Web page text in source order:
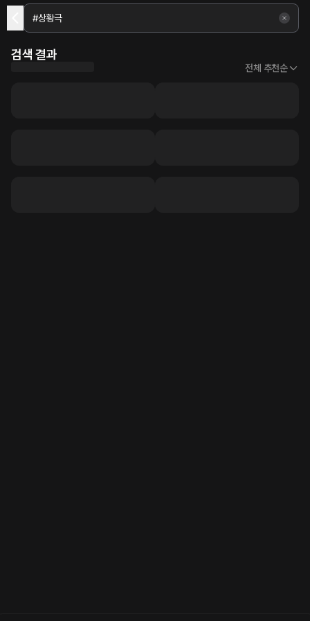
검색 결과
전체 추천순